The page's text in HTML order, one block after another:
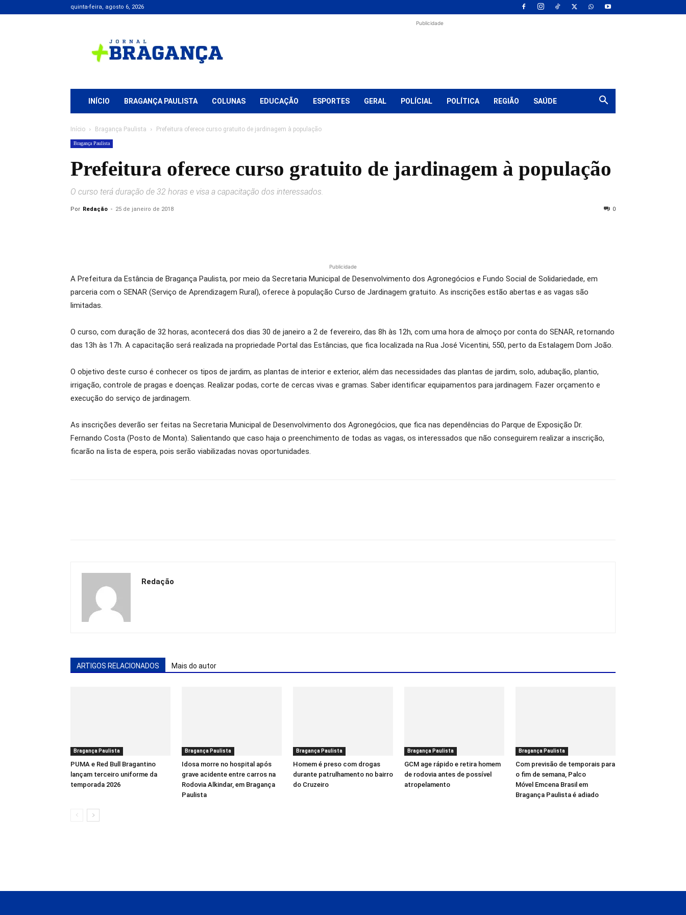
quinta-feira, agosto 6, 2026
+
Bragança
Publicidade
INÍCIO BRAGANÇA PAULISTA COLUNAS EDUCAÇÃO ESPORTES GERAL POLÍCIAL POLÍTICA REGIÃO SAÚDE
Início Bragança Paulista Prefeitura oferece curso gratuito de jardinagem à população
Bragança Paulista
Prefeitura oferece curso gratuito de jardinagem à população
O curso terá duração de 32 horas e visa a capacitação dos interessados.
Por Redação - 25 de janeiro de 2018 0
Publicidade
A Prefeitura da Estância de Bragança Paulista, por meio da Secretaria Municipal de Desenvolvimento dos Agronegócios e Fundo Social de Solidariedade, em
parceria com o SENAR (Serviço de Aprendizagem Rural), oferece à população Curso de Jardinagem gratuito. As inscrições estão abertas e as vagas são
limitadas.
O curso, com duração de 32 horas, acontecerá dos dias 30 de janeiro a 2 de fevereiro, das 8h às 12h, com uma hora de almoço por conta do SENAR, retornando
das 13h às 17h. A capacitação será realizada na propriedade Portal das Estâncias, que fica localizada na Rua José Vicentini, 550, perto da Estalagem Dom João.
O objetivo deste curso é conhecer os tipos de jardim, as plantas de interior e exterior, além das necessidades das plantas de jardim, solo, adubação, plantio,
irrigação, controle de pragas e doenças. Realizar podas, corte de cercas vivas e gramas. Saber identificar equipamentos para jardinagem. Fazer orçamento e
execução do serviço de jardinagem.
As inscrições deverão ser feitas na Secretaria Municipal de Desenvolvimento dos Agronegócios, que fica nas dependências do Parque de Exposição Dr.
Fernando Costa (Posto de Monta). Salientando que caso haja o preenchimento de todas as vagas, os interessados que não conseguirem realizar a inscrição,
ficarão na lista de espera, pois serão viabilizadas novas oportunidades.
Redação
ARTIGOS RELACIONADOS Mais do autor
Bragança Paulista
PUMA e Red Bull Bragantino
lançam terceiro uniforme da
temporada 2026
Bragança Paulista
Idosa morre no hospital após
grave acidente entre carros na
Rodovia Alkindar, em Bragança
Paulista
Bragança Paulista
Homem é preso com drogas
durante patrulhamento no bairro
do Cruzeiro
Bragança Paulista
GCM age rápido e retira homem
de rodovia antes de possível
atropelamento
Bragança Paulista
Com previsão de temporais para
o fim de semana, Palco
Móvel Emcena Brasil em
Bragança Paulista é adiado